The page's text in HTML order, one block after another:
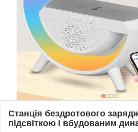
Станція бездротового
підсвіткою і вбудованим